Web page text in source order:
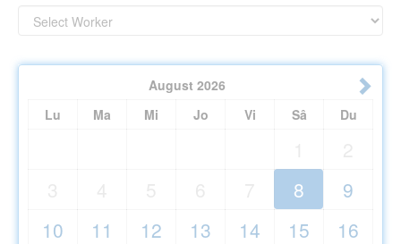
August 2026
Lu
Ma Mi Jo Vi Sâ Du
8
9
10
11 12 13 14 15
16